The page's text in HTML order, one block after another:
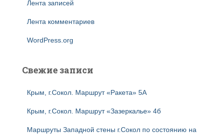
Лента записей
Лента комментариев
WordPress.org
Свежие записи
Крым, г.Сокол. Маршрут «Ракета» 5А
Крым, г.Сокол. Маршрут «Зазеркалье» 4б
Маршруты Западной стены г.Сокол по состоянию на